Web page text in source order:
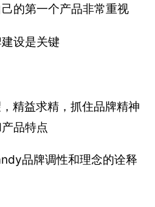
的第一个产品非常重视
设是关键
精益求精，抓住品牌精神
品特点
品牌调性和理念的诠释